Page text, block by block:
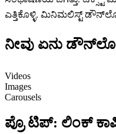
ಎತ್ತಿಕೊಳ್ಳಿ. ಮಿನಿಮಲಿಸ್ಟ್
ನೀವು ಏನು
Videos
Images
Carousels
ಪ್ರೊ ಟಿಪ್: ಲಿಂಕ್